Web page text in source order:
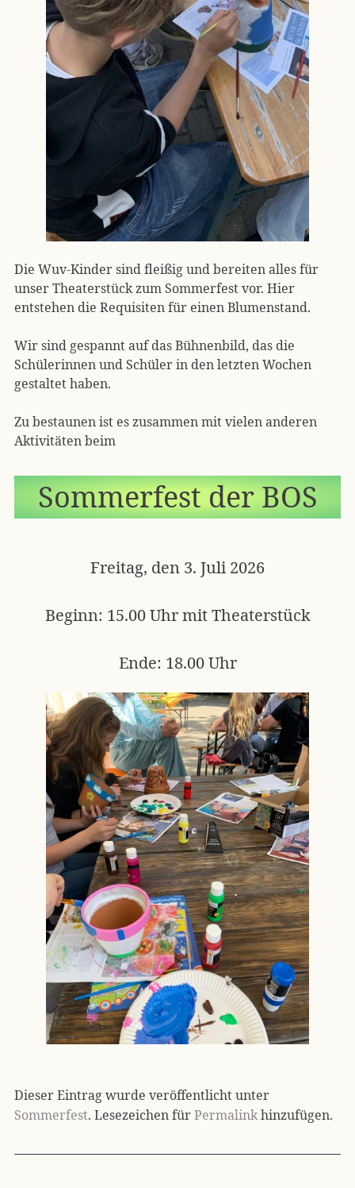
Die Wuv-Kinder sind fleißig und bereiten alles für
unser Theaterstück zum Sommerfest vor. Hier
entstehen die Requisiten für einen Blumenstand.
Wir sind gespannt auf das Bühnenbild, das die
Schülerinnen und Schüler in den letzten Wochen
gestaltet haben.
Zu bestaunen ist es zusammen mit vielen anderen
Aktivitäten beim
Sommer­fest der BOS
Freitag, den 3. Juli 2026
Beginn: 15.00 Uhr mit Theaterstück
Ende: 18.00 Uhr
Dieser Eintrag wurde veröffentlicht unter
Sommerfest. Lesezeichen fürPermalinkhinzufügen.